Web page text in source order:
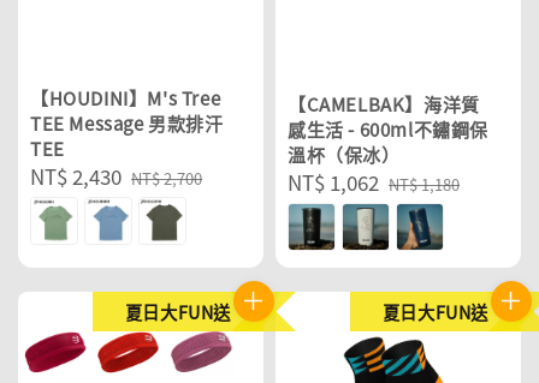
【HOUDINI】M's Tree
TEE Message 男款排汗
TEE
Sale
price
NT$ 2,430 Regular
price
NT$ 2,700
【CAMELBAK】海洋質
感生活 - 600ml不鏽鋼保
溫杯（保冰）
Sale
price
NT$ 1,062 Regular
price
NT$ 1,180
夏日大FUN送 夏日大FUN送